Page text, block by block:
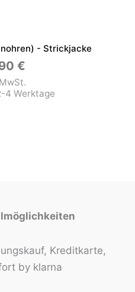
- Strickjacke
€
4 Werktage
Kreditkarte,
by klarna